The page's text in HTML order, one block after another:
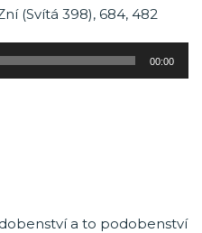
(Svítá 398), 684, 482
00:00
a to podobenství